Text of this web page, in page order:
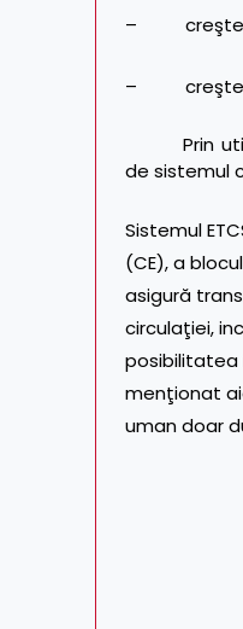
–
–
Prin
de sistemul
Sistemul
(CE), a
asigură
circulaţiei,
posibilitatea
menţionat
uman doar